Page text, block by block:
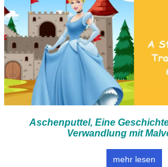
Aschenputtel, Eine
Verwandlung mit
mehr lesen